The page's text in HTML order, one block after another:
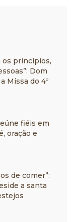
os princípios,
Dom
Missa do 4º
fiéis em
oração e
de comer”:
a santa